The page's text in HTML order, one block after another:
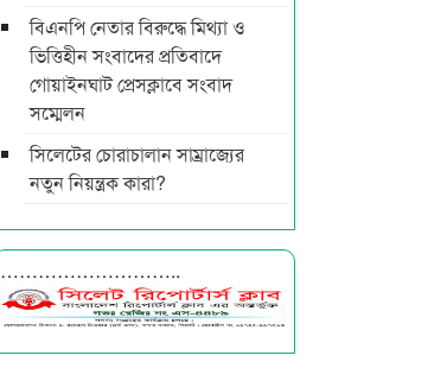
বিএনপি নেতার বিরুদ্ধে মিথ্যা ও
ভিত্তিহীন সংবাদের প্রতিবাদে
গোয়াইনঘাট প্রেসক্লাবে সংবাদ
সম্মেলন
সিলেটের চোরাচালান সাম্রাজ্যের
নতুন নিয়ন্ত্রক কারা?
………………………..